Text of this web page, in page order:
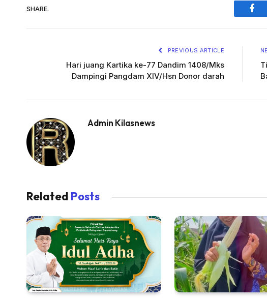
SHARE.
PREVIOUS ARTICLE
Hari juang Kartika ke-77 Dandim 1408/Mks
Dampingi Pangdam XIV/Hsn Donor darah
Admin Kilasnews
Related Posts